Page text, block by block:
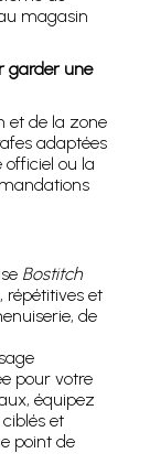
magasin
garder une
et de la zone
adaptées
officiel ou la
Bostitch
répétitives et
de
pour votre
équipez
et
point de